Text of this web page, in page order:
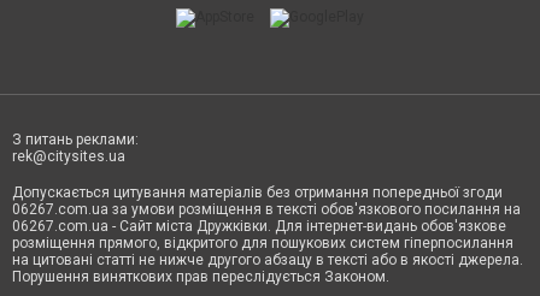
З питань реклами:
rek@citysites.ua
Допускається цитування матеріалів без отримання попередньої згоди
06267.com.ua за умови розміщення в тексті обов'язкового посилання на
06267.com.ua - Сайт міста Дружківки. Для інтернет-видань обов'язкове
розміщення прямого, відкритого для пошукових систем гіперпосилання
на цитовані статті не нижче другого абзацу в тексті або в якості джерела.
Порушення виняткових прав переслідується Законом.